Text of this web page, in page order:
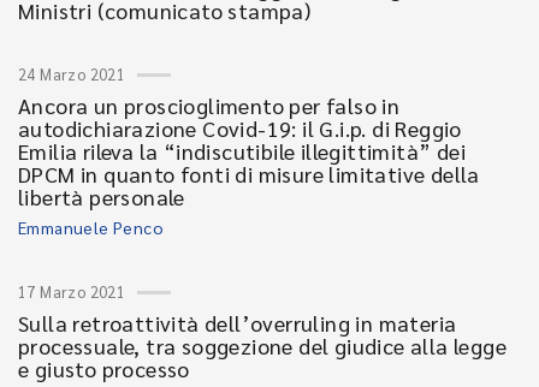
Ministri (comunicato stampa)
24 Marzo 2021
Ancora un proscioglimento per falso in
autodichiarazione Covid-19: il G.i.p. di Reggio
Emilia rileva la “indiscutibile illegittimità” dei
DPCM in quanto fonti di misure limitative della
libertà personale
Emmanuele Penco
17 Marzo 2021
Sulla retroattività dell’overruling in materia
processuale, tra soggezione del giudice alla legge
e giusto processo